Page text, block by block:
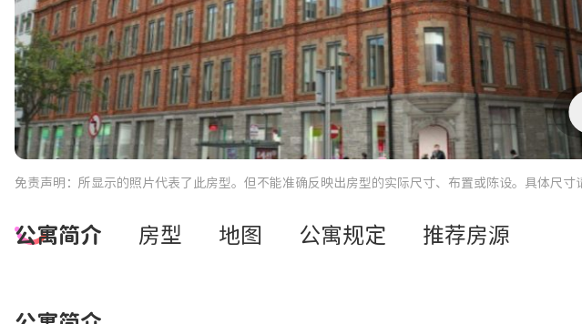
免责声明：所显示的照片代表了此房型。但不能准确反映出房型的实际尺寸、布置或陈设。具体尺寸
公寓简介 房型 地图 公寓规定 推荐房源